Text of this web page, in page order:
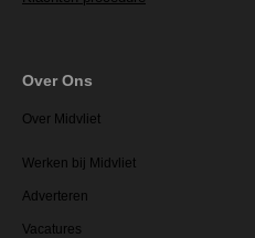
Over Ons
Over Midvliet
Werken bij Midvliet
Adverteren
Vacatures